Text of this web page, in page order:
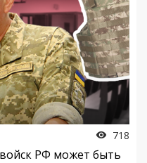
718
РФ может быть